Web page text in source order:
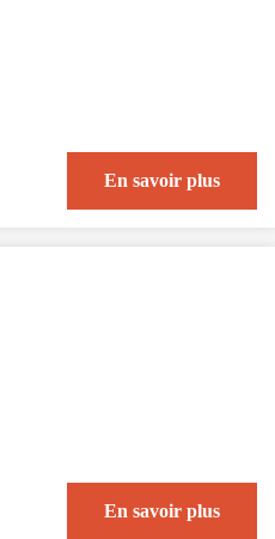
En savoir plus
En savoir plus